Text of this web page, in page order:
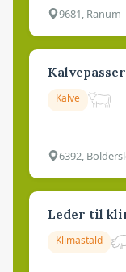
9681, Ranum
Kalve
6392,
Leder til
Klimastald